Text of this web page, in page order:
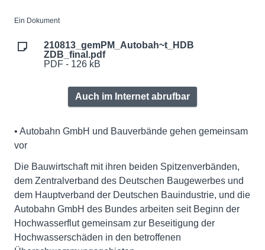
Ein Dokument
210813_gemPM_Autobah~t_HDB
ZDB_final.pdf
PDF - 126 kB
Auch im Internet abrufbar
• Autobahn GmbH und Bauverbände gehen gemeinsam
vor
Die Bauwirtschaft mit ihren beiden Spitzenverbänden,
dem Zentralverband des Deutschen Baugewerbes und
dem Hauptverband der Deutschen Bauindustrie, und die
Autobahn GmbH des Bundes arbeiten seit Beginn der
Hochwasserflut gemeinsam zur Beseitigung der
Hochwasserschäden in den betroffenen